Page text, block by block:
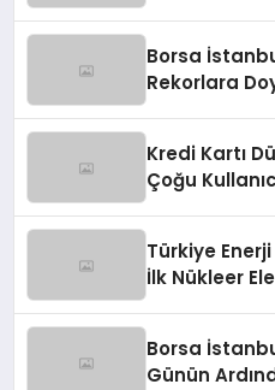
Borsa
Rekorlara
Kredi Kartı
Çoğu
Türkiye Enerji
İlk Nükleer
Borsa
Günün